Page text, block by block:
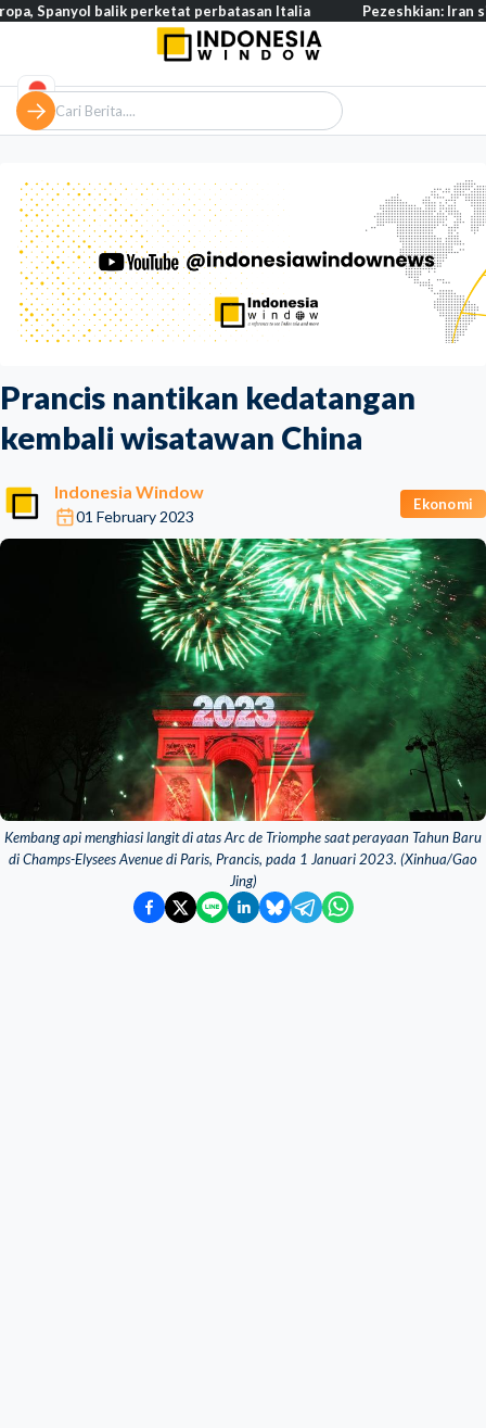
Prancis nantikan kedatangan
kembali wisatawan China
Indonesia Window
01 February 2023
Ekonomi
Kembang api menghiasi langit di atas Arc de Triomphe saat perayaan Tahun Baru
di Champs-Elysees Avenue di Paris, Prancis, pada 1 Januari 2023. (Xinhua/Gao
Jing)
perketat perbatasan Italia Pezeshkian: Iran siap